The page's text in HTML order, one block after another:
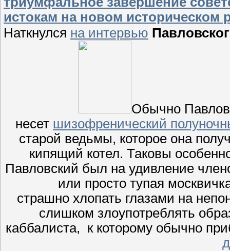
истокам на новом историческом
Наткнулся на интервью
Обычно
несет шизофренический
старой ведьмы, которое она
кипящий котел. Таковы
Павловский был на удивление
или просто тупая
страшно хлопать глазами на
слишком злоупотреблять
каббалиста, к которому обычно